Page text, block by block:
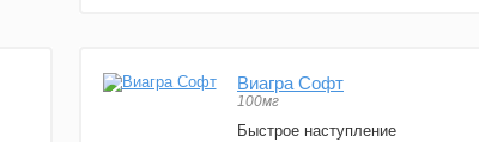
Виагра Софт
100мг
Быстрое наступление